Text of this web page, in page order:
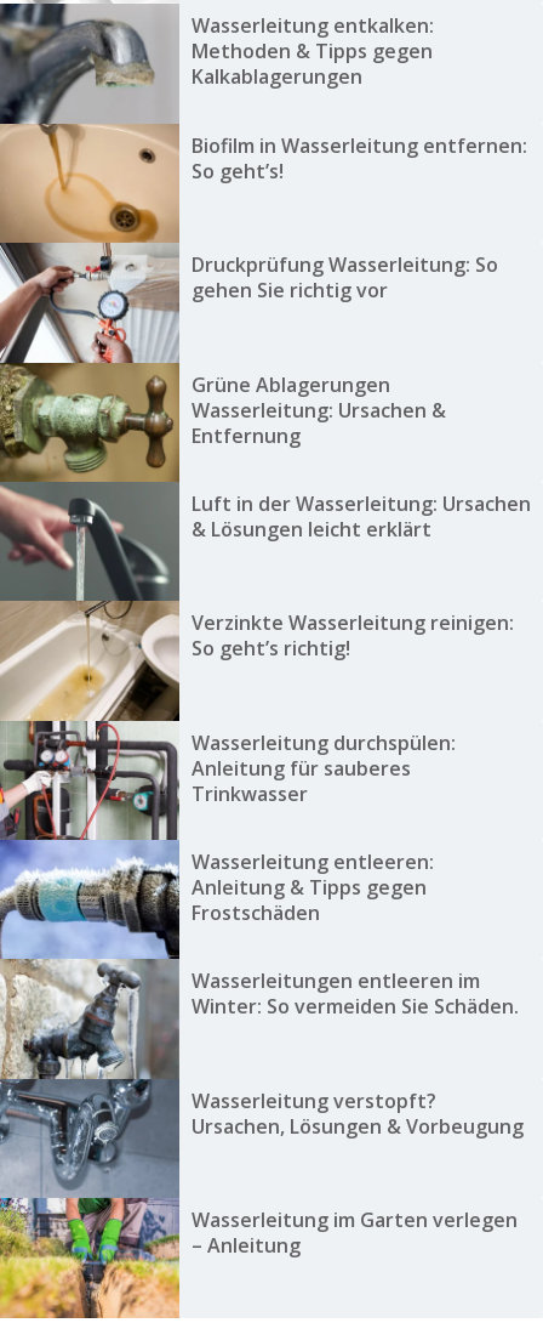
Wasserleitung entkalken:
Methoden & Tipps gegen
Kalkablagerungen
Biofilm in Wasserleitung entfernen:
So geht’s!
Druckprüfung Wasserleitung: So
gehen Sie richtig vor
Grüne Ablagerungen
Wasserleitung: Ursachen &
Entfernung
Luft in der Wasserleitung: Ursachen
& Lösungen leicht erklärt
Verzinkte Wasserleitung reinigen:
So geht’s richtig!
Wasserleitung durchspülen:
Anleitung für sauberes
Trinkwasser
Wasserleitung entleeren:
Anleitung & Tipps gegen
Frostschäden
Wasserleitungen entleeren im
Winter: So vermeiden Sie Schäden.
Wasserleitung verstopft?
Ursachen, Lösungen & Vorbeugung
Wasserleitung im Garten verlegen
– Anleitung